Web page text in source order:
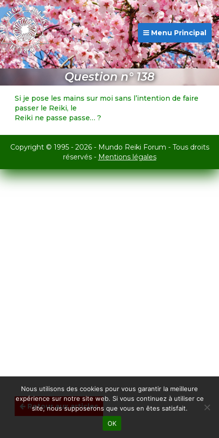
Menu Principal
Question n° 138
Retour aux articles
Si je pose les mains sur moi sans l’intention de faire
passer le Reiki, le
Reiki ne passe passe… ?
Copyright © 1995 - 2026 - Mundo Reiki Forum - Tous droits
réservés - Mentions légales
Nous utilisons des cookies pour vous garantir la meilleure
expérience sur notre site web. Si vous continuez à utiliser ce
site, nous supposerons que vous en êtes satisfait.
OK